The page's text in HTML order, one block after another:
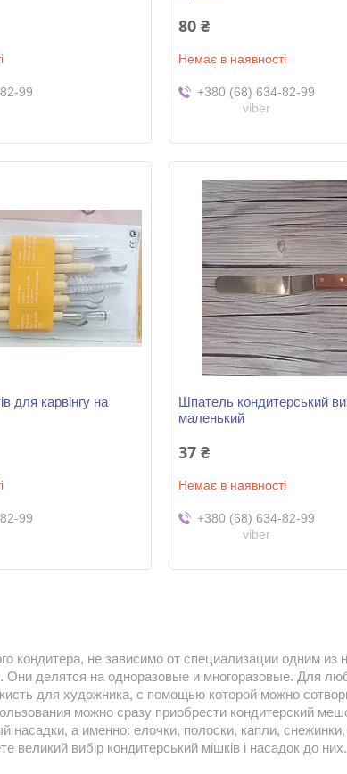
99
80 ₴
Немає в наявності
+380 (68) 634-82-99
viber
для карвінгу на
99
Шпатель кондитерський
маленький
37 ₴
Немає в наявності
+380 (68) 634-82-99
viber
кондитера, не зависимо от специализации одним
Они делятся на одноразовые и многоразовые. Для
для художника, с помощью которой можно
можно сразу приобрести кондитерский
насадки, а именно: елочки, полоски, капли,
великий вибір кондитерський мішків і насадок до них.